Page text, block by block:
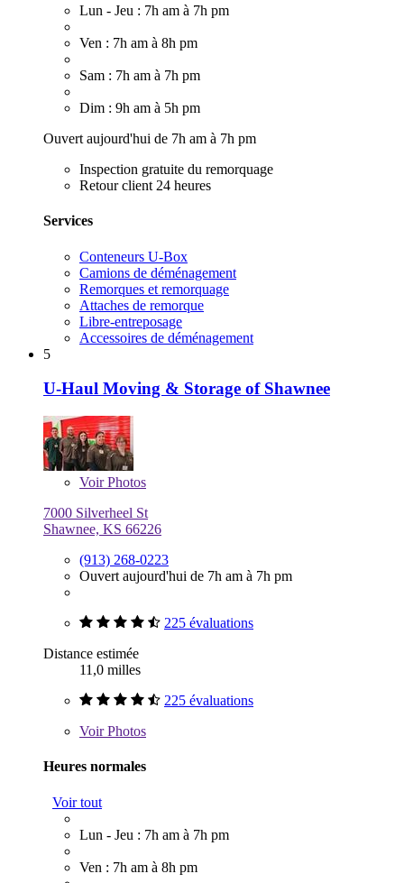
Lun - Jeu : 7h am à 7h pm
Ven : 7h am à 8h pm
Sam : 7h am à 7h pm
Dim : 9h am à 5h pm
Ouvert aujourd'hui de 7h am à 7h pm
Inspection gratuite du remorquage
Retour client 24 heures
Services
Conteneurs U-Box
Camions de déménagement
Remorques et remorquage
Attaches de remorque
Libre-entreposage
Accessoires de déménagement
5
U-Haul Moving & Storage of Shawnee
VoirPhotos
7000 Silverheel St
Shawnee, KS 66226
(913) 268-0223
Ouvert aujourd'hui de 7h am à 7h pm
225 évaluations
Distance estimée
11,0 milles
225 évaluations
VoirPhotos
Heures normales
Voir tout
Lun - Jeu : 7h am à 7h pm
Ven : 7h am à 8h pm